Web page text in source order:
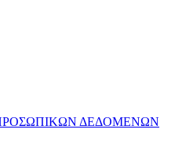
ΔΕΔΟΜΕΝΩΝ